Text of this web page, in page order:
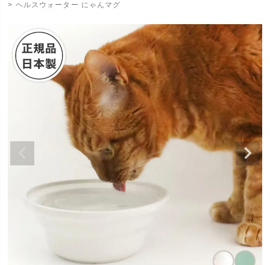
ヘルスウォーター にゃんマグ